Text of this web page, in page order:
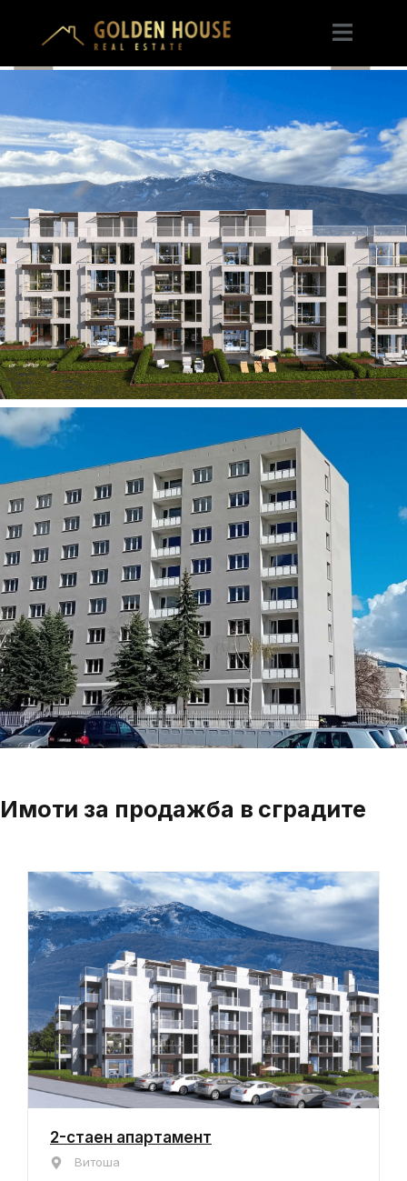
Имоти за продажба в сградите
2-стаен апартамент
Витоша